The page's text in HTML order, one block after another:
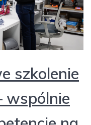
szkolenie
wspólnie